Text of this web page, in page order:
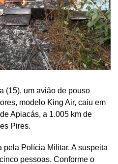
(15), um avião de pouso
modelo King Air, caiu em
Apiacás, a 1.005 km de
Pires.
pela Polícia Militar. A suspeita
pessoas. Conforme o